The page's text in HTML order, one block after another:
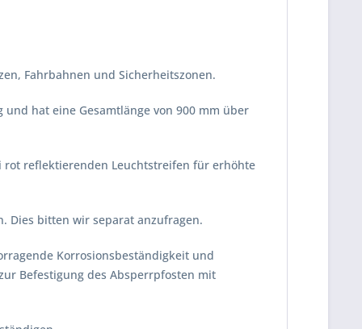
Fahrbahnen und Sicherheitszonen.
hat eine Gesamtlänge von 900 mm über
reflektierenden Leuchtstreifen für erhöhte
Dies bitten wir separat anzufragen.
Korrosionsbeständigkeit und
Befestigung des Absperrpfosten mit